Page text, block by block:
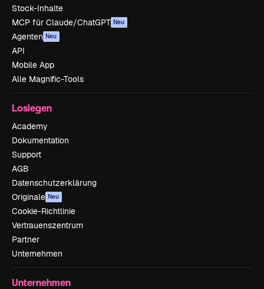
Stock-Inhalte
MCP für Claude/ChatGPT Neu
Agenten Neu
API
Mobile App
Alle Magnific-Tools
Loslegen
Academy
Dokumentation
Support
AGB
Datenschutzerklärung
Originale Neu
Cookie-Richtlinie
Vertrauenszentrum
Partner
Unternehmen
Unternehmen